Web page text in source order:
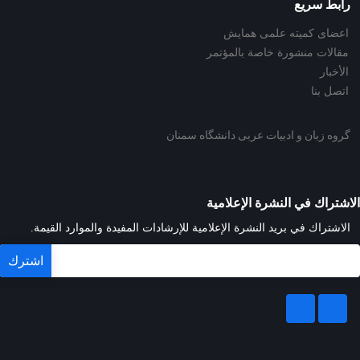
رابط سريع
اعضای کمیته علمی همایش
مقالات منشورة خاصة بالمؤتمر
الأخبار
اتصل بنا
گروه زبان و ادبیات عربی دانشگاه سمنان
الاشتراك في النشرة الإعلامية
الاشتراك في بريد النشرة الإعلامية للإرشادات المفيدة والموارد القيمة.